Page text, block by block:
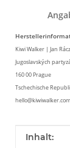
Kiwi Walker | Jan Rácz
Jugoslavských
160 00 Prague
Tschechische
hello@kiwiwalker.com
Wert
Inhalt: